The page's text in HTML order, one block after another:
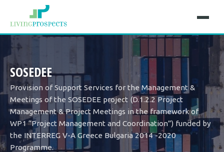
SOSEDEE
Provision of Support Services for the Management &
Meetings of the SOSEDEE project (D.1.2.2 Project
Management & Project Meetings in the framework of
WP1 “Project Management and Coordination”) funded by
the INTERREG V-A Greece Bulgaria 2014 -2020
Programme.